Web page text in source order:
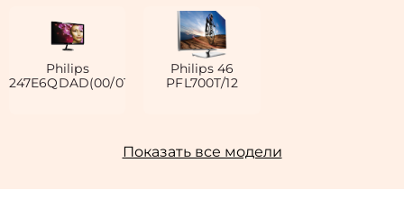
Philips
247E6QDAD(00/01)
Philips 46
PFL700T/12
Показать все модели